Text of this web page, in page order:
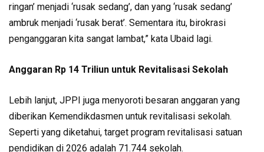
ringan’ menjadi ‘rusak sedang’, dan yang ‘rusak sedang’
ambruk menjadi ‘rusak berat’. Sementara itu, birokrasi
penganggaran kita sangat lambat,” kata Ubaid lagi.
Anggaran Rp 14 Triliun untuk Revitalisasi Sekolah
Lebih lanjut, JPPI juga menyoroti besaran anggaran yang
diberikan Kemendikdasmen untuk revitalisasi sekolah.
Seperti yang diketahui, target program revitalisasi satuan
pendidikan di 2026 adalah 71.744 sekolah.